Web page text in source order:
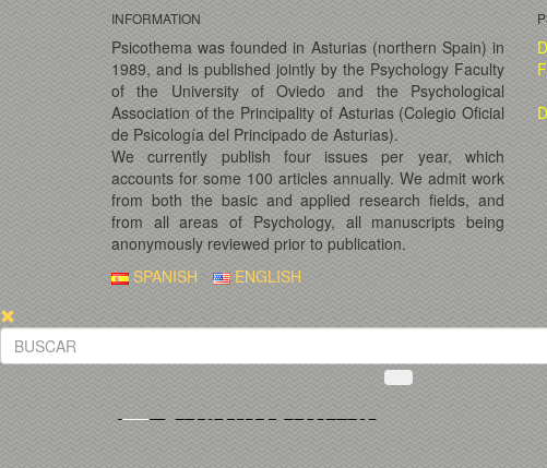
INFORMATION
Psicothema was founded in Asturias (northern Spain) in
1989, and is published jointly by the Psychology Faculty
of the University of Oviedo and the Psychological
Association of the Principality of Asturias (Colegio Oficial
de Psicología del Principado de Asturias).
We currently publish four issues per year, which
accounts for some 100 articles annually. We admit work
from both the basic and applied research fields, and
from all areas of Psychology, all manuscripts being
anonymously reviewed prior to publication.
SPANISH ENGLISH